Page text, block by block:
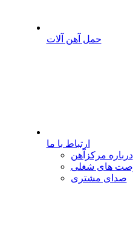
حمل آهن آلات
ارتباط با ما
درباره مرکزآهن
های شغلی
صدای مشتری